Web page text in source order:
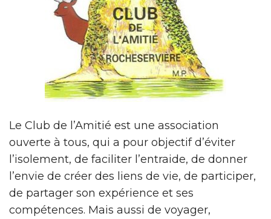
Le Club de l’Amitié est une association
ouverte à tous, qui a pour objectif d’éviter
l’isolement, de faciliter l’entraide, de donner
l’envie de créer des liens de vie, de participer,
de partager son expérience et ses
compétences. Mais aussi de voyager,